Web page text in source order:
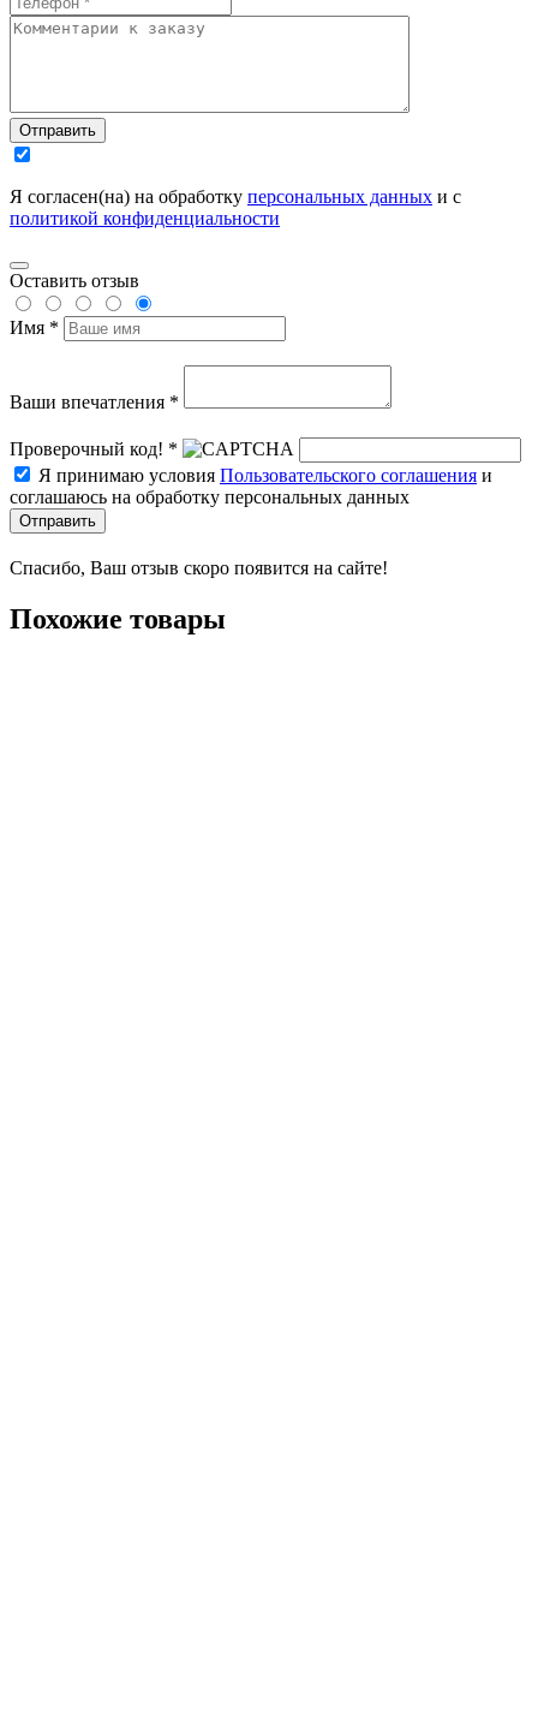
Отправить
Я согласен(на) на обработку персональных данных и с
политикой конфиденциальности
Оставить отзыв
Имя *
Ваши впечатления *
Проверочный код! *
Я принимаю условия Пользовательского соглашения и
соглашаюсь на обработку персональных данных
Отправить
Спасибо, Ваш отзыв скоро появится на сайте!
Похожие товары